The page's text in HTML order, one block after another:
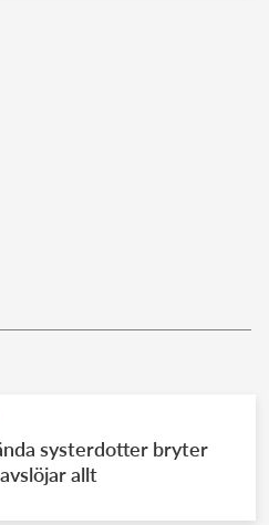
systerdotter bryter
allt